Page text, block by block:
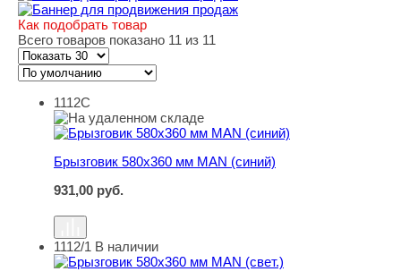
Как подобрать товар
Всего товаров показано 11 из 11
Брызговик 580х360 мм MAN (синий)
1112С
Брызговик 580х360 мм MAN (синий)
931,00 руб.
Брызговик 580х360 мм MAN (свет.)
1112/1 В наличии